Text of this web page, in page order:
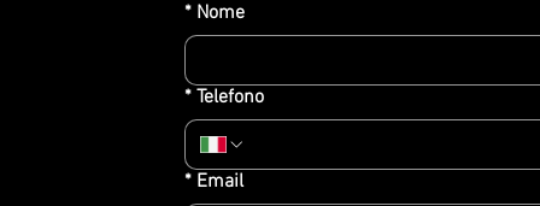
* Nome
* Telefono
* Email